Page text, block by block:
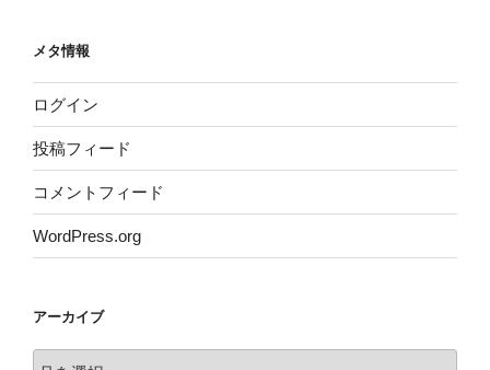
メタ情報
ログイン
投稿フィード
コメントフィード
WordPress.org
アーカイブ